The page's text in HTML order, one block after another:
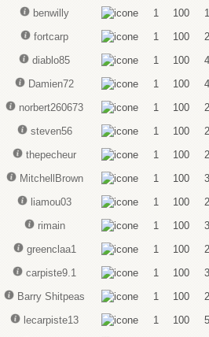
benwilly 1 100
1
fortcarp 1 100
2
diablo85 1 100
4
Damien72 1 100
4
norbert260673 1 100
2
steven56 1 100
2
thepecheur 1 100
2
MitchellBrown 1 100
3
liamou03 1 100
2
rimain 1 100
3
greenclaa1 1 100
2
carpiste9.1 1 100
3
Barry Shitpeas 1 100
2
lecarpiste13 1 100
5